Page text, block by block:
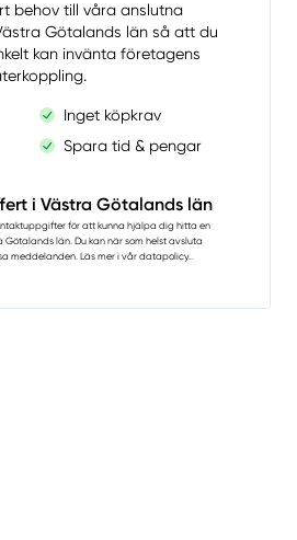
behov till våra anslutna
Götalands län så att du
kan invänta företagens
Inget köpkrav
Spara tid & pengar
i Västra Götalands län
för att kunna hjälpa dig hitta en
Götalands län. Du kan när som helst avsluta
meddelanden. Läs mer i vårdatapolicy..